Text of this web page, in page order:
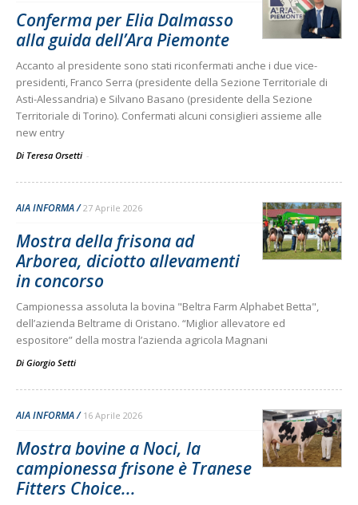
Conferma per Elia Dalmasso
alla guida dell’Ara Piemonte
Accanto al presidente sono stati riconfermati anche i due vice-
presidenti, Franco Serra (presidente della Sezione Territoriale di
Asti-Alessandria) e Silvano Basano (presidente della Sezione
Territoriale di Torino). Confermati alcuni consiglieri assieme alle
new entry
Di Teresa Orsetti -
AIA INFORMA 27 Aprile 2026
Mostra della frisona ad
Arborea, diciotto allevamenti
in concorso
Campionessa assoluta la bovina "Beltra Farm Alphabet Betta",
dell’azienda Beltrame di Oristano. “Miglior allevatore ed
espositore” della mostra l’azienda agricola Magnani
Di Giorgio Setti
AIA INFORMA 16 Aprile 2026
Mostra bovine a Noci, la
campionessa frisone è Tranese
Fitters Choice...